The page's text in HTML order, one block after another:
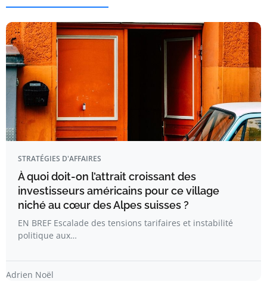
STRATÉGIES D'AFFAIRES
À quoi doit-on l’attrait croissant des
investisseurs américains pour ce village
niché au cœur des Alpes suisses ?
EN BREF Escalade des tensions tarifaires et instabilité
politique aux…
Adrien Noël